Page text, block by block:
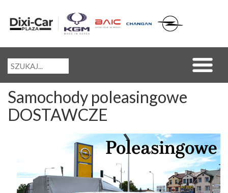
Samochody poleasingowe
DOSTAWCZE